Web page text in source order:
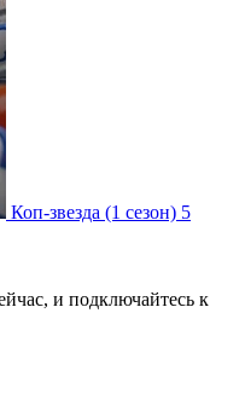
Коп-звезда (1 сезон) 5
и подключайтесь к